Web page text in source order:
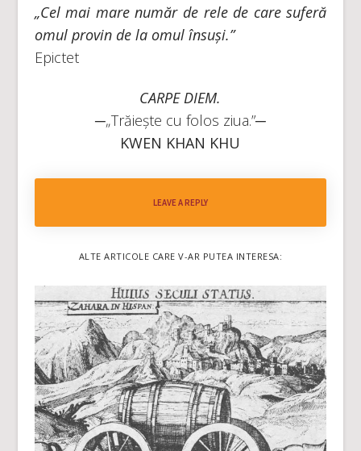
„Cel mai mare număr de rele de care suferă
omul provin de la omul însuși.”
Epictet
CARPE DIEM.
─„Trăiește cu folos ziua.”─
KWEN KHAN KHU
LEAVE A REPLY
ALTE ARTICOLE CARE V-AR PUTEA INTERESA: